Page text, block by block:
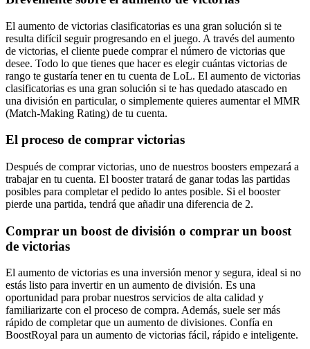
El aumento de victorias clasificatorias es una gran solución si te
resulta difícil seguir progresando en el juego. A través del aumento
de victorias, el cliente puede comprar el número de victorias que
desee. Todo lo que tienes que hacer es elegir cuántas victorias de
rango te gustaría tener en tu cuenta de LoL. El aumento de victorias
clasificatorias es una gran solución si te has quedado atascado en
una división en particular, o simplemente quieres aumentar el MMR
(Match-Making Rating) de tu cuenta.
El proceso de comprar victorias
Después de comprar victorias, uno de nuestros boosters empezará a
trabajar en tu cuenta. El booster tratará de ganar todas las partidas
posibles para completar el pedido lo antes posible. Si el booster
pierde una partida, tendrá que añadir una diferencia de 2.
Comprar un boost de división o comprar un boost
de victorias
El aumento de victorias es una inversión menor y segura, ideal si no
estás listo para invertir en un aumento de división. Es una
oportunidad para probar nuestros servicios de alta calidad y
familiarizarte con el proceso de compra. Además, suele ser más
rápido de completar que un aumento de divisiones. Confía en
BoostRoyal para un aumento de victorias fácil, rápido e inteligente.